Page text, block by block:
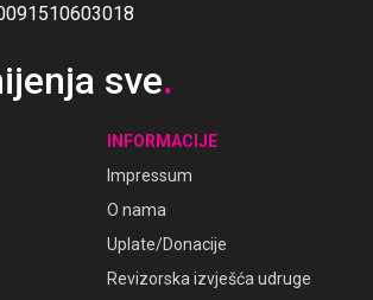
sve.
INFORMACIJE
Impressum
O nama
Uplate/Donacije
Revizorska izvješća udruge